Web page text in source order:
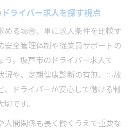
ライバー求人を探す視点
める場合、単に求人条件を比較す
安全管理体制や従業員サポートの
う。坂戸市のドライバー求人で
況や、定期健康診断の有無、事故
、ドライバーが安心して働ける制
です。
人間関係も長く働くうえで重要な